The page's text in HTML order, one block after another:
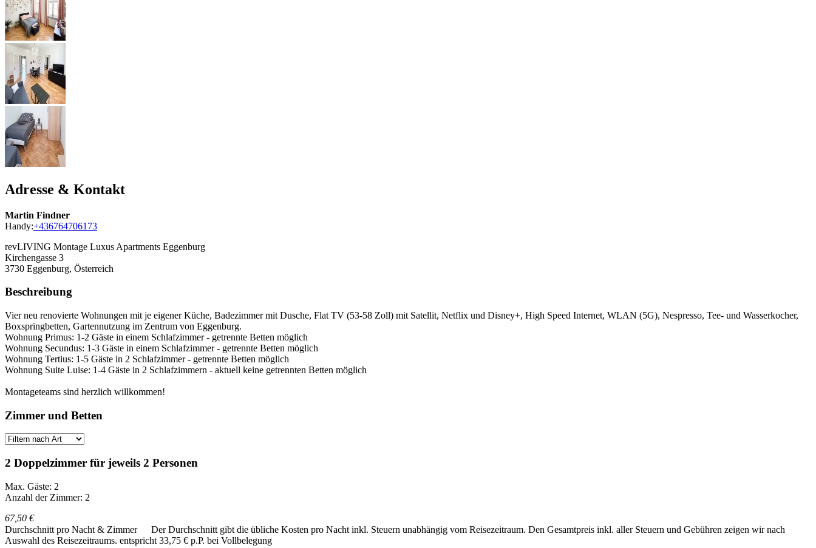
Adresse & Kontakt
Martin Findner
Handy:+436764706173
revLIVING Montage Luxus Apartments Eggenburg
Kirchengasse 3
3730 Eggenburg, Österreich
Beschreibung
Vier neu renovierte Wohnungen mit je eigener Küche, Badezimmer mit Dusche, Flat TV (53-58 Zoll) mit Satellit, Netflix und Disney+, High Speed Internet, WLAN (5G), Nespresso, Tee- und Wasserkocher,
Boxspringbetten, Gartennutzung im Zentrum von Eggenburg.
Wohnung Primus: 1-2 Gäste in einem Schlafzimmer - getrennte Betten möglich
Wohnung Secundus: 1-3 Gäste in einem Schlafzimmer - getrennte Betten möglich
Wohnung Tertius: 1-5 Gäste in 2 Schlafzimmer - getrennte Betten möglich
Wohnung Suite Luise: 1-4 Gäste in 2 Schlafzimmern - aktuell keine getrennten Betten möglich
Montageteams sind herzlich willkommen!
Zimmer und Betten
2 Doppelzimmer für jeweils 2 Personen
Max. Gäste: 2
Anzahl der Zimmer: 2
67,50 €
Durchschnitt pro Nacht & Zimmer
Der Durchschnitt gibt die übliche Kosten pro Nacht inkl. Steuern unabhängig vom Reisezeitraum. Den Gesamtpreis inkl. aller Steuern und Gebühren zeigen wir nach
Auswahl des Reisezeitraums. entspricht 33,75 € p.P. bei Vollbelegung